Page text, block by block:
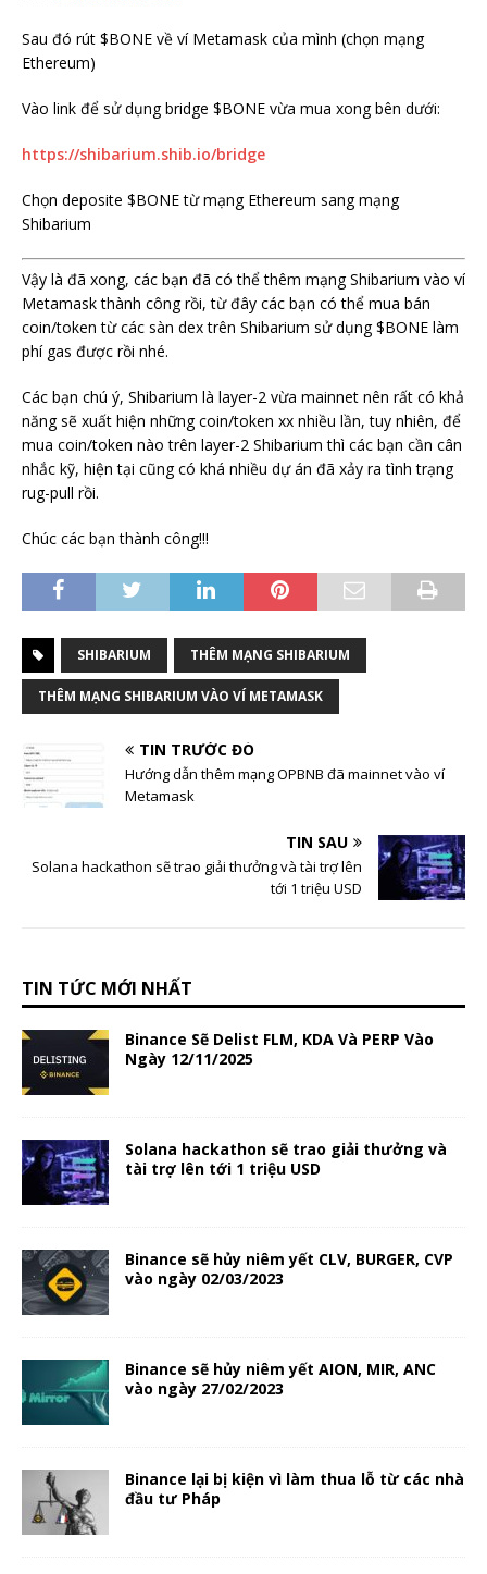
Sau đó rút $BONE về ví Metamask của mình (chọn mạng
Ethereum)
Vào link để sử dụng bridge $BONE vừa mua xong bên dưới:
https://shibarium.shib.io/bridge
Chọn deposite $BONE từ mạng Ethereum sang mạng
Shibarium
Vậy là đã xong, các bạn đã có thể thêm mạng Shibarium vào ví
Metamask thành công rồi, từ đây các bạn có thể mua bán
coin/token từ các sàn dex trên Shibarium sử dụng $BONE làm
phí gas được rồi nhé.
Các bạn chú ý, Shibarium là layer-2 vừa mainnet nên rất có khả
năng sẽ xuất hiện những coin/token xx nhiều lần, tuy nhiên, để
mua coin/token nào trên layer-2 Shibarium thì các bạn cần cân
nhắc kỹ, hiện tại cũng có khá nhiều dự án đã xảy ra tình trạng
rug-pull rồi.
Chúc các bạn thành công!!!
SHIBARIUM THÊM MẠNG SHIBARIUM
THÊM MẠNG SHIBARIUM VÀO VÍ METAMASK
TIN TRƯỚC ĐÓ
Hướng dẫn thêm mạng OPBNB đã mainnet vào ví
Metamask
TIN SAU
Solana hackathon sẽ trao giải thưởng và tài trợ lên
tới 1 triệu USD
TIN TỨC MỚI NHẤT
Binance Sẽ Delist FLM, KDA Và PERP Vào
Ngày 12/11/2025
Solana hackathon sẽ trao giải thưởng và
tài trợ lên tới 1 triệu USD
Binance sẽ hủy niêm yết CLV, BURGER, CVP
vào ngày 02/03/2023
Binance sẽ hủy niêm yết AION, MIR, ANC
vào ngày 27/02/2023
Binance lại bị kiện vì làm thua lỗ từ các nhà
đầu tư Pháp